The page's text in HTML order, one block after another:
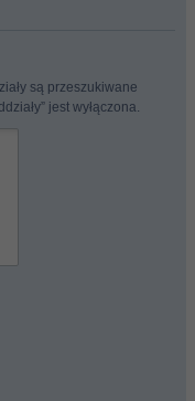
są przeszukiwane
jest wyłączona.